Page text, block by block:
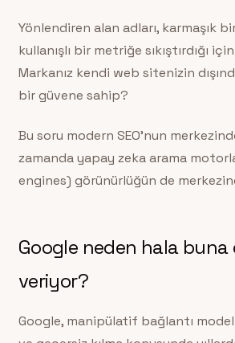
Yönlendiren alan adları, karmaşık
kullanışlı bir metriğe sıkıştırdığı
Markanız kendi web sitenizin
bir güvene sahip?
Bu soru modern SEO’nun
zamanda yapay zeka arama
engines) görünürlüğün de
Google neden hala buna
veriyor?
Google, manipülatif bağlantı